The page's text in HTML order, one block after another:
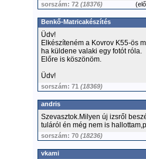
sorszám: 72 (18376) (
Benkő-Matricakészítés
Üdv!
Elkészíteném a Kovrov K55-ös
ha küldene valaki egy fotót róla.
Előre is köszönöm.
Üdv!
sorszám: 71 (18369)
andris
Szevasztok.Milyen új izsről
tuláról én még nem is
sorszám: 70 (18236)
vkami